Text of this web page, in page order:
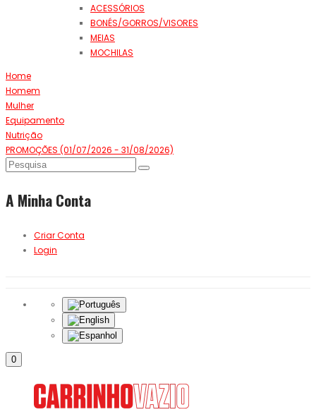
ACESSÓRIOS
BONÉS/GORROS/VISORES
MEIAS
MOCHILAS
Home
Homem
Mulher
Equipamento
Nutrição
PROMOÇÕES (01/07/2026 - 31/08/2026)
A Minha Conta
Criar Conta
Login
0